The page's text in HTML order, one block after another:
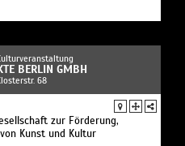
BERLIN GMBH
68
zur Förderung,
Kunst und Kultur